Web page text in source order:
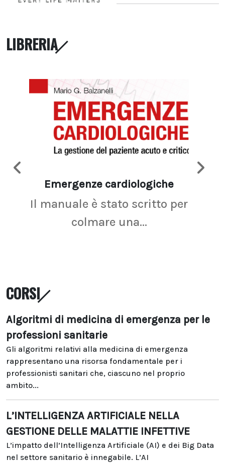
LIBRERIA
Emergenze cardiologiche
Il manuale è stato scritto per
colmare una...
CORSI
Algoritmi di medicina di emergenza per le
professioni sanitarie
Gli algoritmi relativi alla medicina di emergenza
rappresentano una risorsa fondamentale per i
professionisti sanitari che, ciascuno nel proprio
ambito...
L’INTELLIGENZA ARTIFICIALE NELLA
GESTIONE DELLE MALATTIE INFETTIVE
L’impatto dell’Intelligenza Artificiale (AI) e dei Big Data
nel settore sanitario è innegabile. L’AI